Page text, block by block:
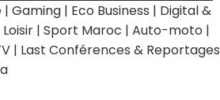
| Gaming | Eco Business | Digital &
| Sport Maroc | Auto-moto |
| Last Conférences & Reportages